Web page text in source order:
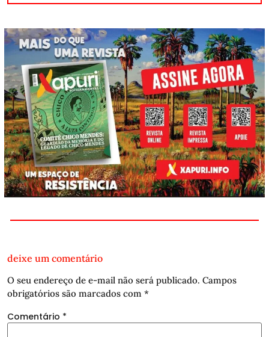
deixe um comentário
O seu endereço de e-mail não será publicado. Campos
obrigatórios são marcados com *
Comentário *